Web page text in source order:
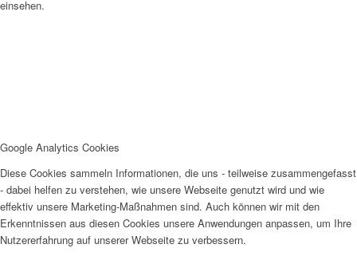
einsehen.
Google Analytics Cookies
Diese Cookies sammeln Informationen, die uns - teilweise zusammengefasst
- dabei helfen zu verstehen, wie unsere Webseite genutzt wird und wie
effektiv unsere Marketing-Maßnahmen sind. Auch können wir mit den
Erkenntnissen aus diesen Cookies unsere Anwendungen anpassen, um Ihre
Nutzererfahrung auf unserer Webseite zu verbessern.